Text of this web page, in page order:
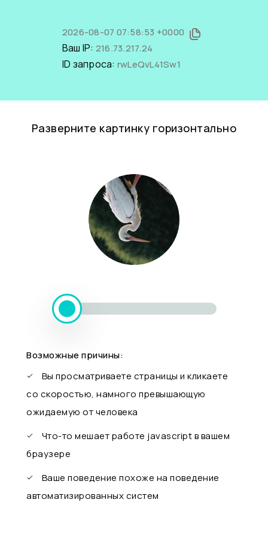
2026-08-07 07:58:53 +0000
Ваш IP: 216.73.217.24
ID запроса: rwLeQvL41Sw1
Разверните картинку горизонтально
Возможные причины:
Вы просматриваете страницы и кликаете
со скоростью, намного превышающую
ожидаемую от человека
Что-то мешает работе javascript в вашем
браузере
Ваше поведение похоже на поведение
автоматизированных систем